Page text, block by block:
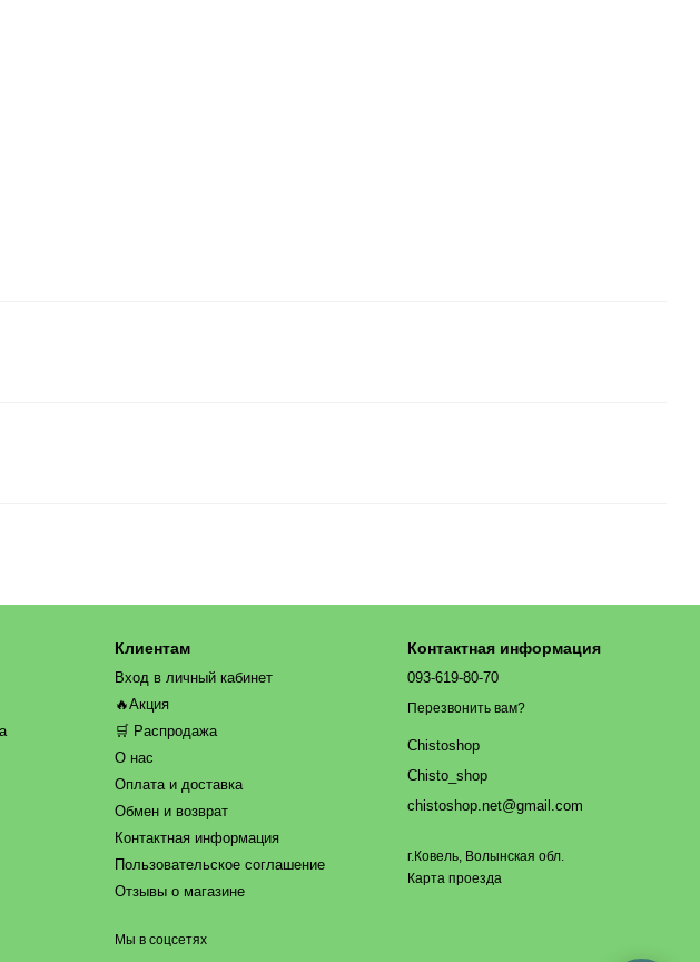
Клиентам
Вход в личный кабинет
🔥Акция
🛒 Распродажа
О нас
Оплата и доставка
Обмен и возврат
Контактная информация
Пользовательское соглашение
Отзывы о магазине
Мы в соцсетях
Контактная информация
093-619-80-70
Перезвонить вам?
Chistoshop
Chisto_shop
chistoshop.net@gmail.com
г.Ковель, Волынская обл.
Карта проезда